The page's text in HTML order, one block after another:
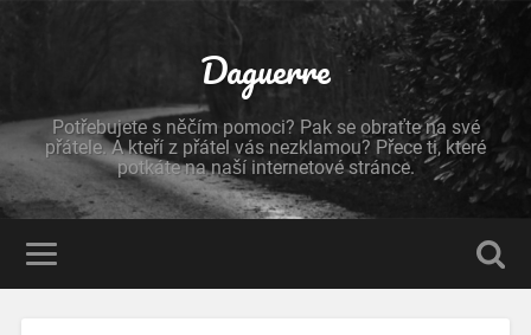
Daguerre
Potřebujete s něčím pomoci? Pak se obraťte na své
přátele. A kteří z přátel vás nezklamou? Přece ti, které
potkáte na naší internetové stránce.